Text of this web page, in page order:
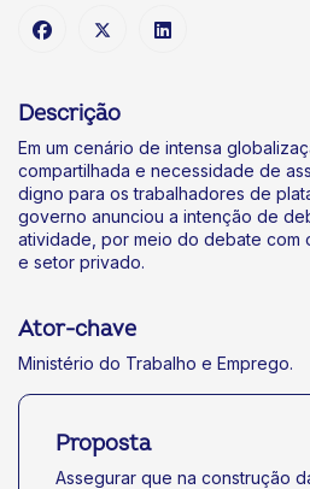
Descrição
Em um cenário de intensa
compartilhada e necessidade de
digno para os trabalhadores de
governo anunciou a intenção de
atividade, por meio do debate com
e setor privado.
Ator-chave
Ministério do Trabalho e Emprego.
Proposta
Assegurar que na construção